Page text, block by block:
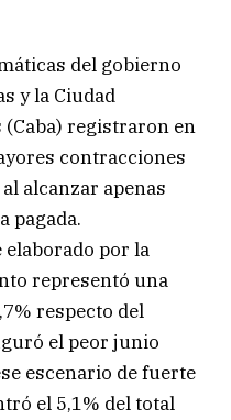
del gobierno
y la Ciudad
registraron en
contracciones
alcanzar apenas
pagada.
por la
representó una
respecto del
el peor junio
escenario de fuerte
el 5,1% del total